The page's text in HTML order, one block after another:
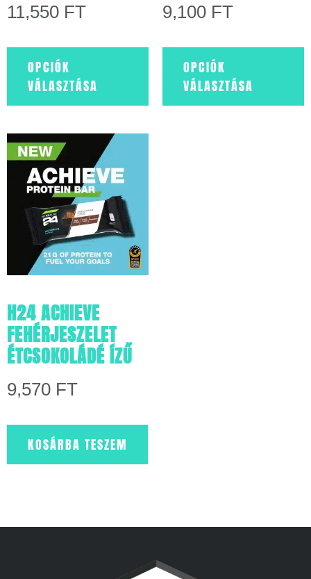
11,550 FT
OPCIÓK
VÁLASZTÁSA
9,100 FT
OPCIÓK
VÁLASZTÁSA
H24 ACHIEVE
FEHÉRJESZELET
ÉTCSOKOLÁDÉ ÍZŰ
9,570 FT
KOSÁRBA TESZEM